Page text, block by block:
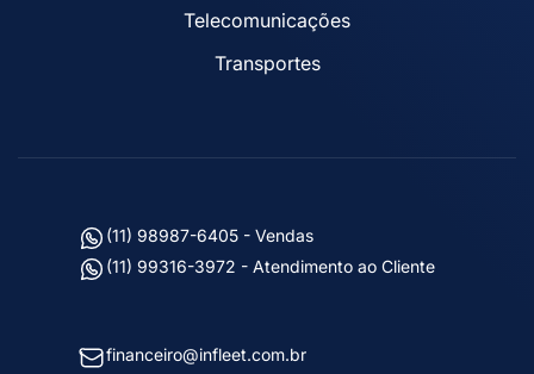
Telecomunicações
Transportes
(11) 98987-6405 - Vendas
(11) 99316-3972 - Atendimento ao Cliente
financeiro@infleet.com.br